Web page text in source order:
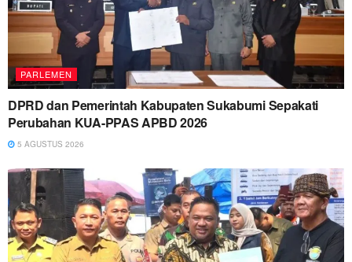
PARLEMEN
DPRD dan Pemerintah Kabupaten Sukabumi Sepakati
Perubahan KUA-PPAS APBD 2026
5 AGUSTUS 2026